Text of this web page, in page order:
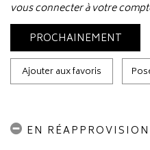
vous connecter à votre
PROCHAINEMENT
Ajouter aux favoris
EN